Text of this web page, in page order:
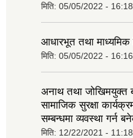
मिति: 05/05/2022 - 16:18
आधारभूत तथा माध्यमिक
मिति: 05/05/2022 - 16:16
अनाथ तथा जोखिमयुक्त
सामाजिक सुरक्षा
सम्बन्धमा व्यवस्था गर्न
मिति: 12/22/2021 - 11:18